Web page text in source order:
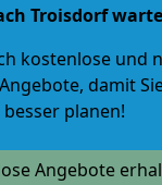
Troisdorf
kostenlose und
, damit
besser planen!
Angebote